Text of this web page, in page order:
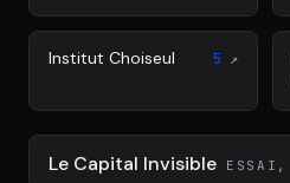
Institut Choiseul 5 ↗
Le Capital Invisible